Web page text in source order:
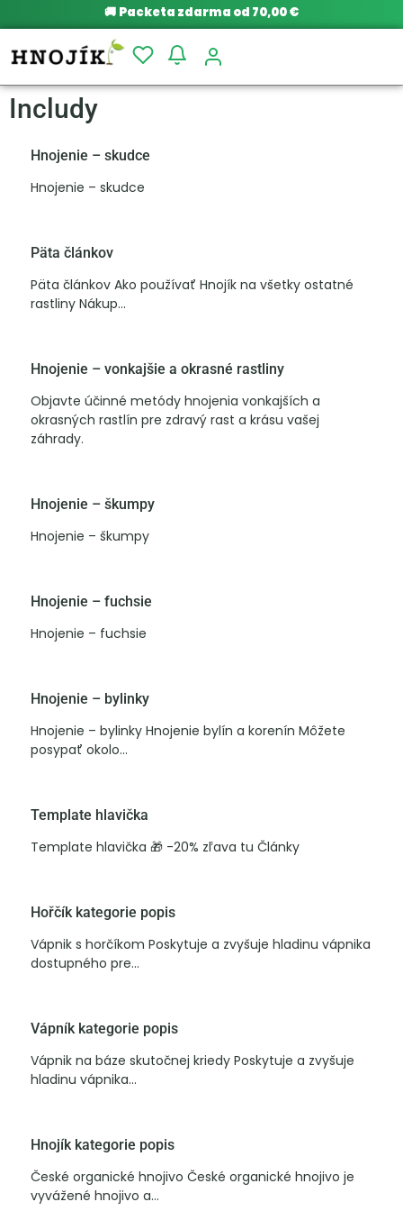
🚚 Packeta zdarma od 70,00 €
Includy
Hnojenie – skudce
Hnojenie – skudce
Päta článkov
Päta článkov Ako používať Hnojík na všetky ostatné
rastliny Nákup...
Hnojenie – vonkajšie a okrasné rastliny
Objavte účinné metódy hnojenia vonkajších a
okrasných rastlín pre zdravý rast a krásu vašej
záhrady.
Hnojenie – škumpy
Hnojenie – škumpy
Hnojenie – fuchsie
Hnojenie – fuchsie
Hnojenie – bylinky
Hnojenie – bylinky Hnojenie bylín a korenín Môžete
posypať okolo...
Template hlavička
Template hlavička 🎁 -20% zľava tu Články
Hořčík kategorie popis
Vápnik s horčíkom Poskytuje a zvyšuje hladinu vápnika
dostupného pre...
Vápník kategorie popis
Vápnik na báze skutočnej kriedy Poskytuje a zvyšuje
hladinu vápnika...
Hnojík kategorie popis
České organické hnojivo České organické hnojivo je
vyvážené hnojivo a...